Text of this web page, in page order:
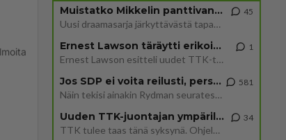
Muistatko Mikkelin panttivankidraaman?
Uusi draamasarja järkyttävästä tapauksesta on tulossa. Tositapahtumiin perustuva sarja ammentaa vuoden 1986 Mikkelin pan
45
Ernest Lawson täräytti erikoisen heiton TTK-lehdistötilaisuudessa: " Onko tässä tarkoituksena...?"
Ernest Lawson esitteli uudet TTK-tähtioppilaat ja opettajat torstaina 6.8. lehdistölle. Tulevalla kaudella on yksi hausk
1
Jos SDP ei voita reilusti, persut kumoavat demokratian Suomesta
Näin tekisi ainakin Rydman seuratessaan idolinsa Trumpin mallia https://www.is.fi/politiikka/art-2000012187244.html
581
Uuden TTK-juontajan ympärillä epätietoisuus sakenee - Nyt MTV hämmentää soppaa
TTK tulee taas tänä syksynä. Ohjelman uudet tähtioppilaat julkistetaan torstaina 6. elokuuta klo 14 alkavassa lehdistö
34